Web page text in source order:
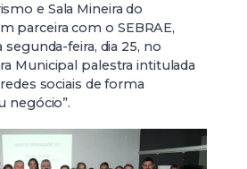
e Sala Mineira do
parceira com o SEBRAE,
feira, dia 25, no
Municipal palestra intitulada
sociais de forma
negócio”.